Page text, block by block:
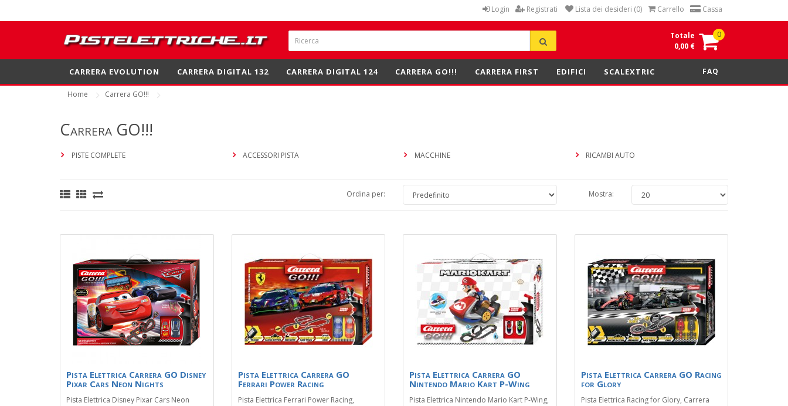
Login Registrati Lista dei desideri (0) Carrello Cassa
0
Totale
0,00 €
CARRERA EVOLUTION CARRERA DIGITAL 132 CARRERA DIGITAL 124 CARRERA GO!!! CARRERA FIRST EDIFICI SCALEXTRIC FAQ
Home Carrera GO!!!
Carrera GO!!!
PISTE COMPLETE ACCESSORI PISTA MACCHINE RICAMBI AUTO
Ordina per: Mostra:
Pista Elettrica Carrera GO Disney
Pixar Cars Neon Nights
Pista Elettrica Disney Pixar Cars Neon
Pista Elettrica Carrera GO
Ferrari Power Racing
Pista Elettrica Ferrari Power Racing,
Pista Elettrica Carrera GO
Nintendo Mario Kart P-Wing
Pista Elettrica Nintendo Mario Kart P-Wing,
Pista Elettrica Carrera GO Racing
for Glory
Pista Elettrica Racing for Glory, Carrera